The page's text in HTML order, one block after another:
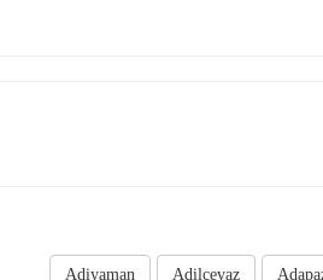
Adilcevaz
Adiyaman